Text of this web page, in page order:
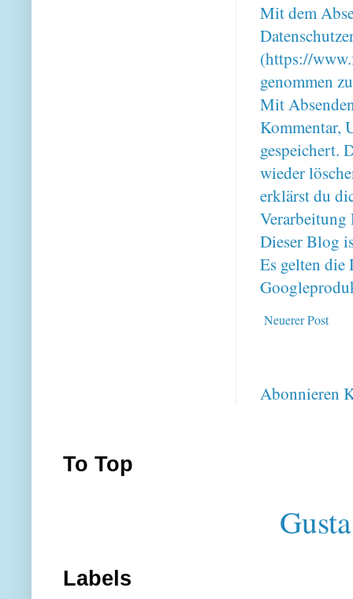
Mit dem
(https://
genommen
Mit
Kommentar,
gespeichert.
wieder
erklärst du
Verarbeitung
Dieser Blog
Es gelten
Neuerer Post
Abonnieren
To Top
Labels